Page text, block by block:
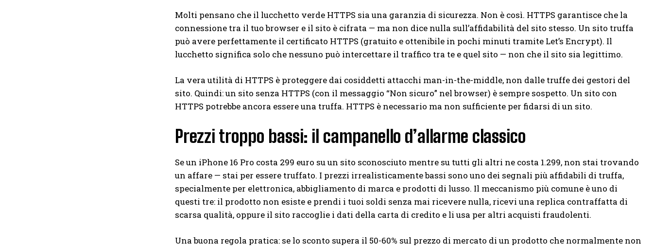
Molti pensano che il lucchetto verde HTTPS sia una garanzia di sicurezza. Non è così. HTTPS garantisce che la
connessione tra il tuo browser e il sito è cifrata — ma non dice nulla sull’affidabilità del sito stesso. Un sito truffa
può avere perfettamente il certificato HTTPS (gratuito e ottenibile in pochi minuti tramite Let’s Encrypt). Il
lucchetto significa solo che nessuno può intercettare il traffico tra te e quel sito — non che il sito sia legittimo.
La vera utilità di HTTPS è proteggere dai cosiddetti attacchi man-in-the-middle, non dalle truffe dei gestori del
sito. Quindi: un sito senza HTTPS (con il messaggio “Non sicuro” nel browser) è sempre sospetto. Un sito con
HTTPS potrebbe ancora essere una truffa. HTTPS è necessario ma non sufficiente per fidarsi di un sito.
Prezzi troppo bassi: il campanello d’allarme classico
Se un iPhone 16 Pro costa 299 euro su un sito sconosciuto mentre su tutti gli altri ne costa 1.299, non stai trovando
un affare — stai per essere truffato. I prezzi irrealisticamente bassi sono uno dei segnali più affidabili di truffa,
specialmente per elettronica, abbigliamento di marca e prodotti di lusso. Il meccanismo più comune è uno di
questi tre: il prodotto non esiste e prendi i tuoi soldi senza mai ricevere nulla, ricevi una replica contraffatta di
scarsa qualità, oppure il sito raccoglie i dati della carta di credito e li usa per altri acquisti fraudolenti.
Una buona regola pratica: se lo sconto supera il 50-60% sul prezzo di mercato di un prodotto che normalmente non